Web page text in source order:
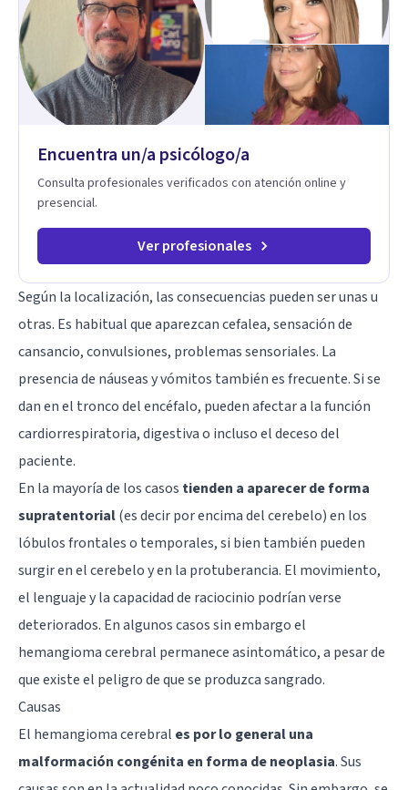
Encuentra un/a psicólogo/a
Consulta profesionales verificados con atención online y
presencial.
Ver profesionales
Según la localización, las consecuencias pueden ser unas u
otras. Es habitual que aparezcan cefalea, sensación de
cansancio, convulsiones, problemas sensoriales. La
presencia de náuseas y vómitos también es frecuente. Si se
dan en el tronco del encéfalo, pueden afectar a la función
cardiorrespiratoria, digestiva o incluso el deceso del
paciente.
En la mayoría de los casos tienden a aparecer de forma
supratentorial(es decir por encima del cerebelo) en los
lóbulos frontales o temporales, si bien también pueden
surgir en el cerebelo y en la protuberancia. El movimiento,
el lenguaje y la capacidad de raciocinio podrían verse
deteriorados. En algunos casos sin embargo el
hemangioma cerebral permanece asintomático, a pesar de
que existe el peligro de que se produzca sangrado.
Causas
El hemangioma cerebral es por lo general una
malformación congénita en forma de neoplasia. Sus